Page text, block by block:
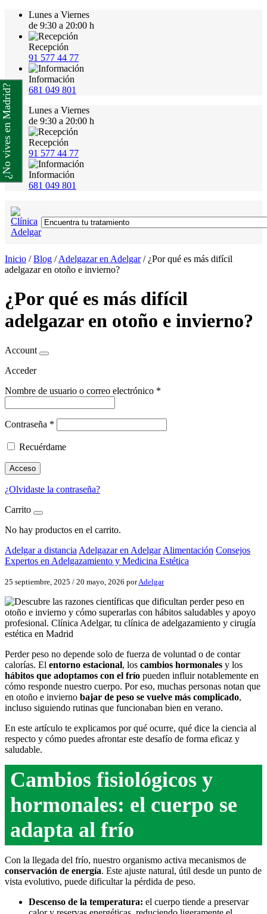
Lunes a Viernes
de 9:30 a 20:00 h
Recepción
91 577 44 77
Información
681 049 801
Lunes a Viernes
de 9:30 a 20:00 h
Recepción
91 577 44 77
Información
681 049 801
Inicio /Blog /Adelgazar en Adelgar/ ¿Por qué es más difícil
adelgazar en otoño e invierno?
¿Por qué es más difícil
adelgazar en otoño e invierno?
Account
Acceder
Nombre de usuario o correo electrónico *
Contraseña *
Recuérdame
Acceso
¿Olvidaste la contraseña?
Carrito
No hay productos en el carrito.
Adelgar a distancia Adelgazar en Adelgar Alimentación Consejos
Expertos en Adelgazamiento y Medicina Estética
25 septiembre, 2025 / 20 mayo, 2026 porAdelgar
Perder peso no depende solo de fuerza de voluntad o de contar
calorías. El entorno estacional, los cambios hormonales y los
hábitos que adoptamos con el frío pueden influir notablemente en
cómo responde nuestro cuerpo. Por eso, muchas personas notan que
en otoño e invierno bajar de peso se vuelve más complicado,
incluso siguiendo rutinas que funcionaban bien en verano.
En este artículo te explicamos por qué ocurre, qué dice la ciencia al
respecto y cómo puedes afrontar este desafío de forma eficaz y
saludable.
Cambios fisiológicos y
hormonales: el cuerpo se
adapta al frío
Con la llegada del frío, nuestro organismo activa mecanismos de
conservación de energía. Este ajuste natural, útil desde un punto de
vista evolutivo, puede dificultar la pérdida de peso.
Descenso de la temperatura: el cuerpo tiende a preservar
¿No vives en Madrid?